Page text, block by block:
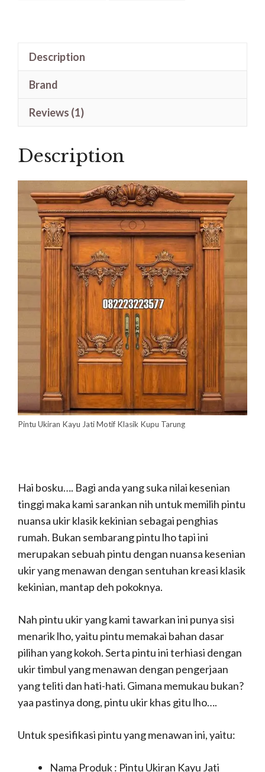
quantity
Description
Brand
Reviews (1)
Description
Pintu Ukiran Kayu Jati Motif Klasik Kupu Tarung
Hai bosku…. Bagi anda yang suka nilai kesenian
tinggi maka kami sarankan nih untuk memilih pintu
nuansa ukir klasik kekinian sebagai penghias
rumah. Bukan sembarang pintu lho tapi ini
merupakan sebuah pintu dengan nuansa kesenian
ukir yang menawan dengan sentuhan kreasi klasik
kekinian, mantap deh pokoknya.
Nah pintu ukir yang kami tawarkan ini punya sisi
menarik lho, yaitu pintu memakai bahan dasar
pilihan yang kokoh. Serta pintu ini terhiasi dengan
ukir timbul yang menawan dengan pengerjaan
yang teliti dan hati-hati. Gimana memukau bukan?
yaa pastinya dong, pintu ukir khas gitu lho….
Untuk spesifikasi pintu yang menawan ini, yaitu:
Nama Produk : Pintu Ukiran Kayu Jati